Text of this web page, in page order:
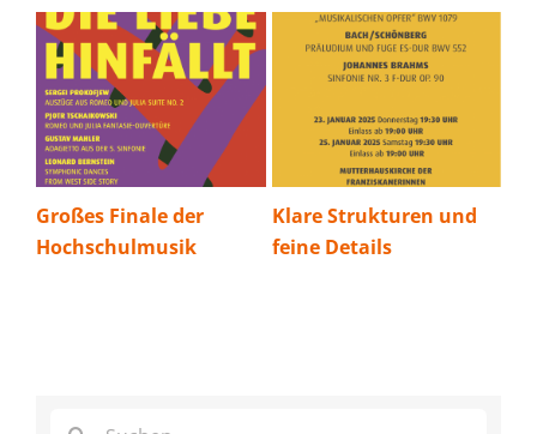
der
Klare Strukturen und
feine Details
Mit Gefühl für
rebellische